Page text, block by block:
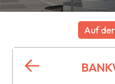
Auf
+
−